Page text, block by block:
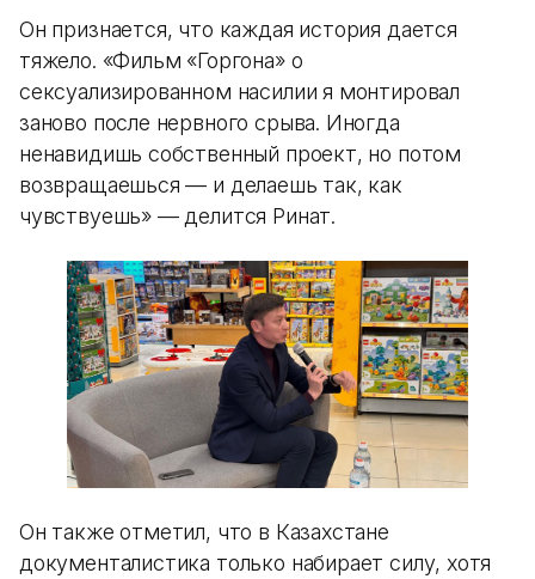
Он признается, что каждая история дается
тяжело. «Фильм «Горгона» о
сексуализированном насилии я монтировал
заново после нервного срыва. Иногда
ненавидишь собственный проект, но потом
возвращаешься — и делаешь так, как
чувствуешь» — делится Ринат.
Он также отметил, что в Казахстане
документалистика только набирает силу, хотя